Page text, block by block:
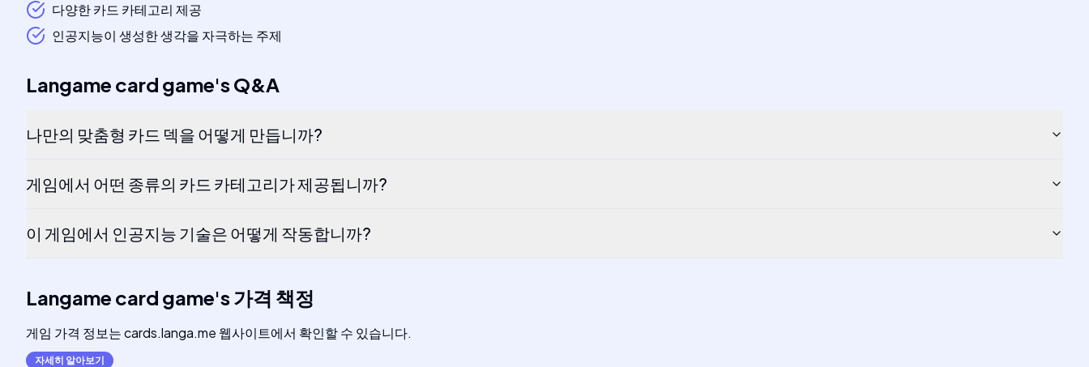
다양한 카드 카테고리 제공
인공지능이 생성한 생각을 자극하는 주제
Langame card game'sQ&A
나만의 맞춤형 카드 덱을 어떻게 만듭니까?
게임에서 어떤 종류의 카드 카테고리가 제공됩니까?
이 게임에서 인공지능 기술은 어떻게 작동합니까?
Langame card game's가격 책정
게임 가격 정보는 cards.langa.me 웹사이트에서 확인할 수 있습니다.
자세히 알아보기